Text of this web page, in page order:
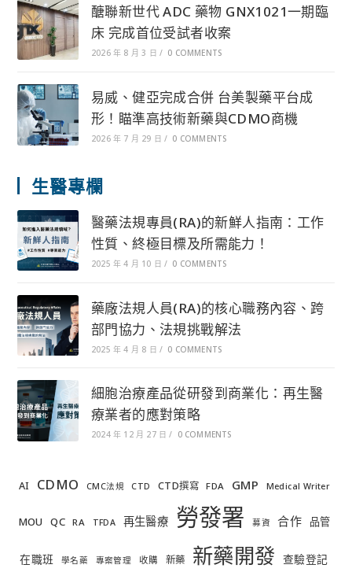
醣聯新世代 ADC 藥物 GNX1021一期臨
床 完成首位受試者收案
2026 年 8 月 3 日 / 0 COMMENTS
易威、健亞完成合併 台美製藥平台成
形！瞄準高技術新藥與CDMO商機
2026 年 7 月 29 日 / 0 COMMENTS
生醫專欄
醫藥法規專員(RA)的新鮮人指南：工作
性質、終極目標及所需能力！
2025 年 4 月 10 日 / 0 COMMENTS
藥廠法規人員(RA)的核心職務內容、跨
部門協力、法規挑戰解法
2025 年 4 月 8 日 / 0 COMMENTS
細胞治療產品從研發到商業化：再生醫
療業者的應對策略
2024 年 12 月 27 日 / 0 COMMENTS
AI CDMO CMC法規 CTD CTD撰寫 FDA GMP Medical Writer
MOU QC RA TFDA 再生醫療 勞發署 募資 合作 品管
在職班 學名藥 專案管理 收購 新藥 新藥開發 查驗登記